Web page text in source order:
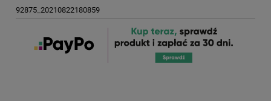
92875_20210822180859